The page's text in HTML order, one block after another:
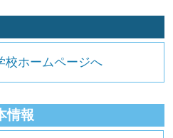
校ホームページへ
情報